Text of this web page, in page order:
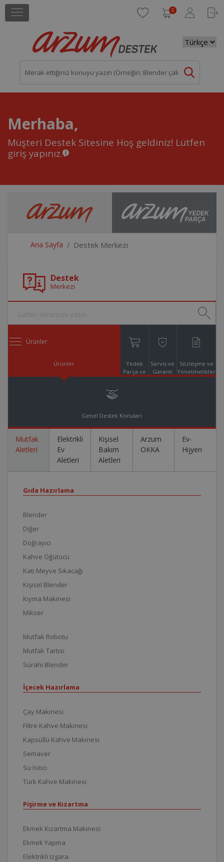
0
Merhaba,
Müşteri Destek Sitesine Hoş geldiniz! Lütfen
giriş yapınız.
Ana Sayfa Destek Merkezi
Destek
Merkezi
Ürünler
Ürünler
Yedek
Parça ve
Servis ve
Garanti
Sözleşme ve
Yönetmelikler
Genel Destek Konuları
Mutfak
Aletleri
Elektrikli
Ev
Aletleri
Kişisel
Bakım
Aletleri
Arzum
OKKA
Ev-
Hijyen
Gıda Hazırlama
Blender
Diğer
Doğrayıcı
Kahve Öğütücü
Katı Meyve Sıkacağı
Kişisel Blender
Kıyma Makinesi
Mikser
Mutfak Robotu
Mutfak Tartısı
Sürahi Blender
İçecek Hazırlama
Çay Makinesi
Filtre Kahve Makinesi
Kapsüllü Kahve Makinesi
Semaver
Su Isıtıcı
Türk Kahve Makinesi
Pişirme ve Kızartma
Ekmek Kızartma Makinesi
Ekmek Yapma
Elektrikli Izgara